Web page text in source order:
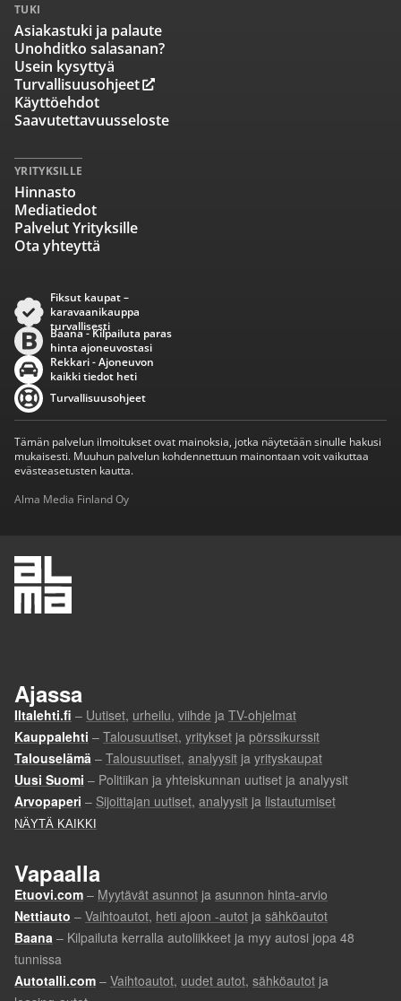
TUKI
Asiakastuki ja palaute
Unohditko salasanan?
Usein kysyttyä
Turvallisuusohjeet
Käyttöehdot
Saavutettavuusseloste
YRITYKSILLE
Hinnasto
Mediatiedot
Palvelut Yrityksille
Ota yhteyttä
Fiksut kaupat –
karavaanikauppa
turvallisesti
Baana - Kilpailuta paras
hinta ajoneuvostasi
Rekkari - Ajoneuvon
kaikki tiedot heti
Turvallisuusohjeet
Tämän palvelun ilmoitukset ovat mainoksia, jotka näytetään sinulle hakusi
mukaisesti. Muuhun palvelun kohdennettuun mainontaan voit vaikuttaa
evästeasetusten kautta.
Alma Media Finland Oy